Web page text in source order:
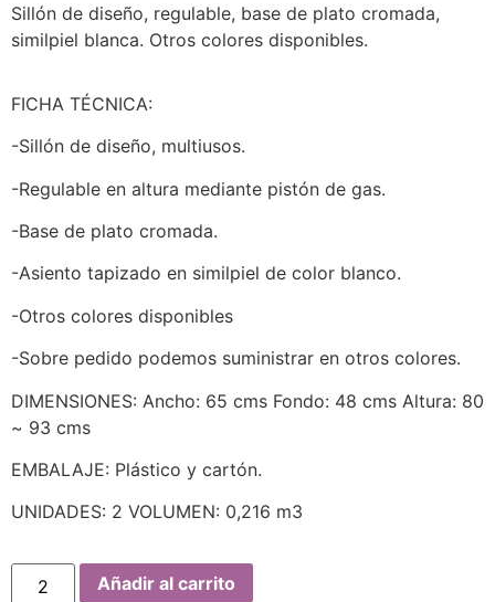
Sillón de diseño, regulable, base de plato cromada,
similpiel blanca. Otros colores disponibles.
FICHA TÉCNICA:
-Sillón de diseño, multiusos.
-Regulable en altura mediante pistón de gas.
-Base de plato cromada.
-Asiento tapizado en similpiel de color blanco.
-Otros colores disponibles
-Sobre pedido podemos suministrar en otros colores.
DIMENSIONES: Ancho: 65 cms Fondo: 48 cms Altura: 80
~ 93 cms
EMBALAJE: Plástico y cartón.
UNIDADES: 2 VOLUMEN: 0,216 m3
Añadir al carrito